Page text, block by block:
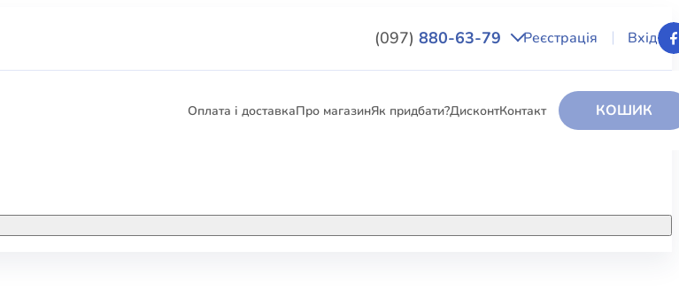
(097) 880-63-79 Реєстрація Вхід
Оплата і доставкаПро магазинЯк придбати?ДисконтКонтакт КОШИК
ЕЛЕКТРОННІ КНИГИ